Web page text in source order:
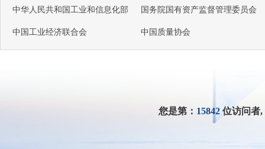
中华人民共和国工业和信息化部 国务院国有资产监督管理委员会
中国工业经济联合会 中国质量协会
您是第： 15842 位访问